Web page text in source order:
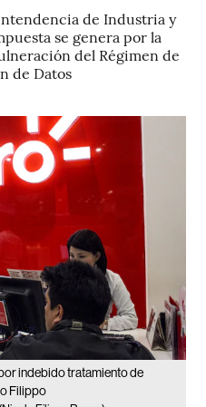
de Industria y
se genera por la
del Régimen de
de Datos
indebido tratamiento de
Filippo